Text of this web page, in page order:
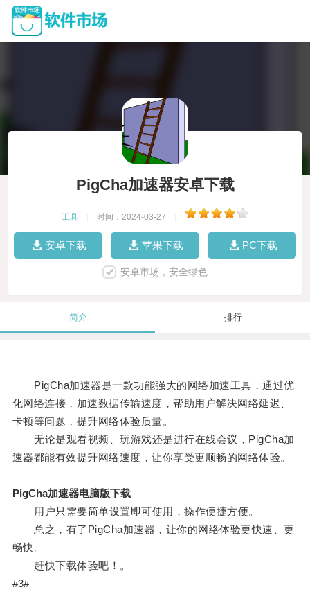
PigCha加速器安卓下载
工具 时间：2024-03-27
安卓下载 苹果下载 PC下载
安卓市场，安全绿色
简介 排行
PigCha加速器是一款功能强大的网络加速工具，通过优
化网络连接，加速数据传输速度，帮助用户解决网络延迟、
卡顿等问题，提升网络体验质量。
无论是观看视频、玩游戏还是进行在线会议，PigCha加
速器都能有效提升网络速度，让你享受更顺畅的网络体验。
PigCha加速器电脑版下载
用户只需要简单设置即可使用，操作便捷方便。
总之，有了PigCha加速器，让你的网络体验更快速、更
畅快。
赶快下载体验吧！。
#3#